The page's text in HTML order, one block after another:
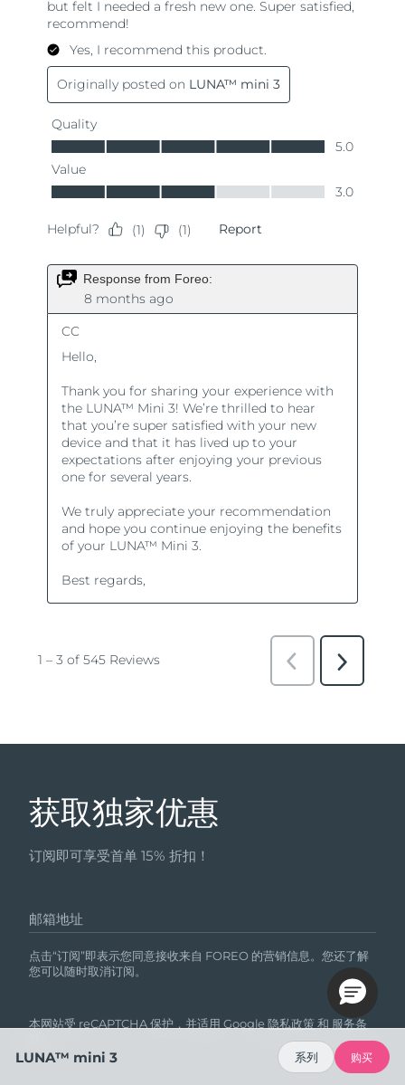
获取独家优惠
订阅即可享受首单 15% 折扣！
邮箱地址
点击“订阅”即表示您同意接收来自 FOREO 的营销信息。您还了解
您可以随时取消订阅。
本网站受 reCAPTCHA 保护，并适用 Google隐私政策 和 服务条
LUNA™ mini 3 系列 购买